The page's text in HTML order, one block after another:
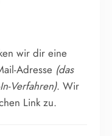
wir dir eine
Adresse (das
Verfahren). Wir
Link zu.